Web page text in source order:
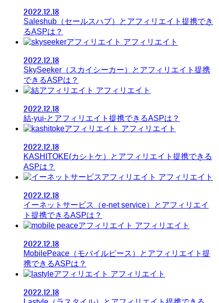
2022.12.18
Saleshub（セールスハブ）とアフィリエイト提携でき
るASPは？
アフィリエイト
2022.12.18
SkySeeker（スカイシーカー）とアフィリエイト提携
できるASPは？
アフィリエイト
2022.12.18
結-yui-とアフィリエイト提携できるASPは？
アフィリエイト
2022.12.18
KASHITOKE(カシトケ）とアフィリエイト提携できる
ASPは？
アフィリエイト
2022.12.18
イーネットサービス（e-net service）とアフィリエイ
ト提携できるASPは？
アフィリエイト
2022.12.18
MobilePeace（モバイルピース）とアフィリエイト提
携できるASPは？
アフィリエイト
2022.12.18